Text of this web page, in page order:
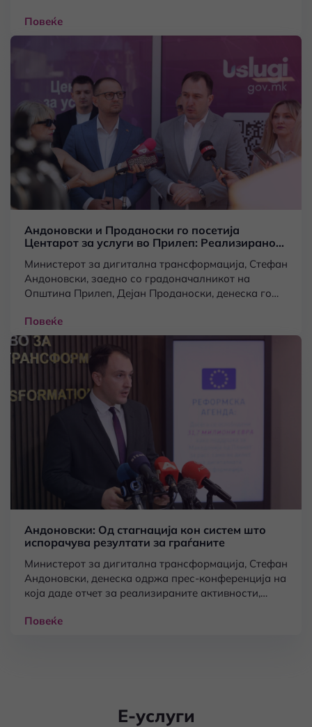
Повеќе
Андоновски и Проданоски го посетија
Центарот за услуги во Прилеп: Реализирано
Министерот за дигитална трансформација, Стефан
Андоновски, заедно со градоначалникот на
Општина Прилеп, Дејан Проданоски, денеска го
воспоставен како резултат на соработката меѓу
Министерството за дигитална трансформација и
Општина Прилеп.
Повеќе
Андоновски: Од стагнација кон систем што
испорачува резултати за граѓаните
Министерот за дигитална трансформација, Стефан
Андоновски, денеска одржа прес-конференција на
која даде отчет за реализираните активности,
дигитална трансформација во изминатите две
Повеќе
Е-услуги